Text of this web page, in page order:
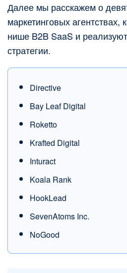
Далее мы расскажем о
маркетинговых агентствах,
нише B2B SaaS и
стратегии.
Directive
Bay Leaf Digital
Roketto
Krafted Digital
Inturact
Koala Rank
HookLead
SevenAtoms Inc.
NoGood